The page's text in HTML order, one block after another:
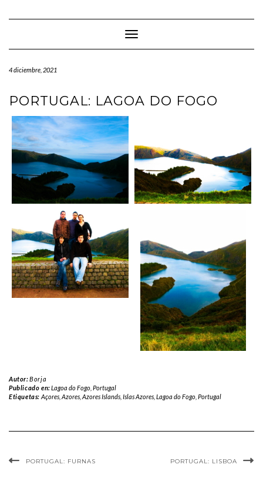
Cambiar modo de navegación
4 diciembre, 2021
PORTUGAL: LAGOA DO FOGO
Autor:Borja
Publicado en:Lagoa do Fogo ,Portugal
Etiquetas: Açores, Azores, Azores Islands, Islas Azores, Lagoa do Fogo, Portugal
PORTUGAL: FURNAS PORTUGAL: LISBOA